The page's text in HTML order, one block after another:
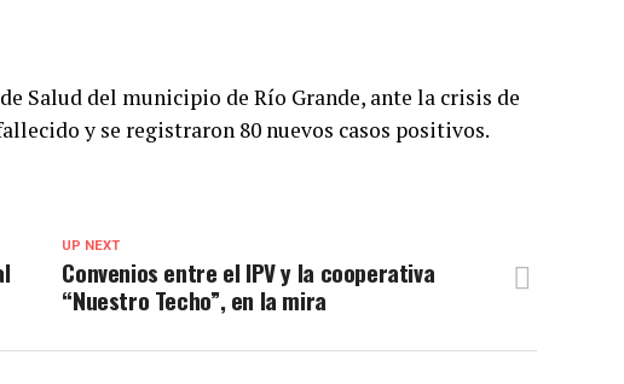
Salud del municipio de Río Grande, ante la crisis de
y se registraron 80 nuevos casos positivos.
UP NEXT
Convenios entre el IPV y la cooperativa
“Nuestro Techo”, en la mira